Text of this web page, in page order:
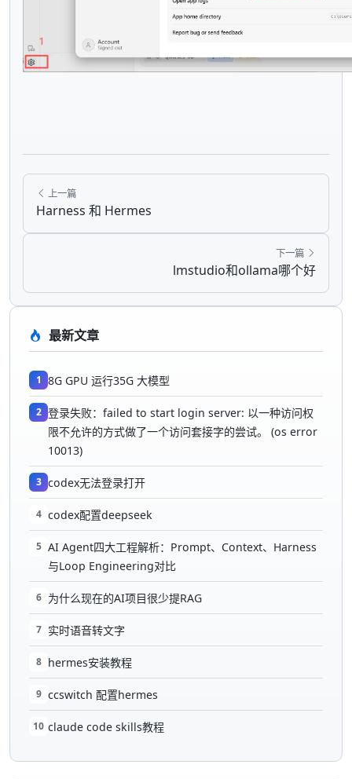
上一篇
Harness 和 Hermes
下一篇
lmstudio和ollama哪个好
最新文章
1 8G GPU 运行35G 大模型
2 登录失败：failed to start login server: 以一种访问权
限不允许的方式做了一个访问套接字的尝试。 (os error
10013)
3 codex无法登录打开
4 codex配置deepseek
5 AI Agent四大工程解析：Prompt、Context、Harness
与Loop Engineering对比
6 为什么现在的AI项目很少提RAG
7 实时语音转文字
8 hermes安装教程
9 ccswitch 配置hermes
10 claude code skills教程